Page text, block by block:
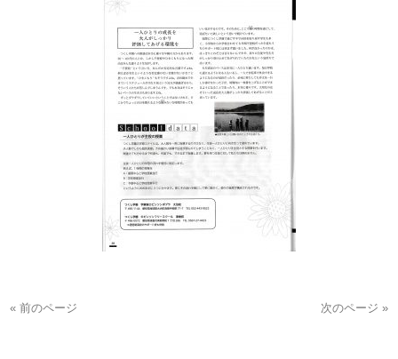
« 前のページ 次のページ »